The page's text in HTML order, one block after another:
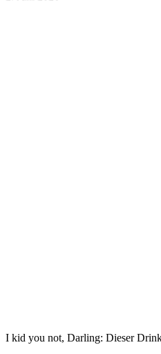
I kid you not, Darling: Dieser